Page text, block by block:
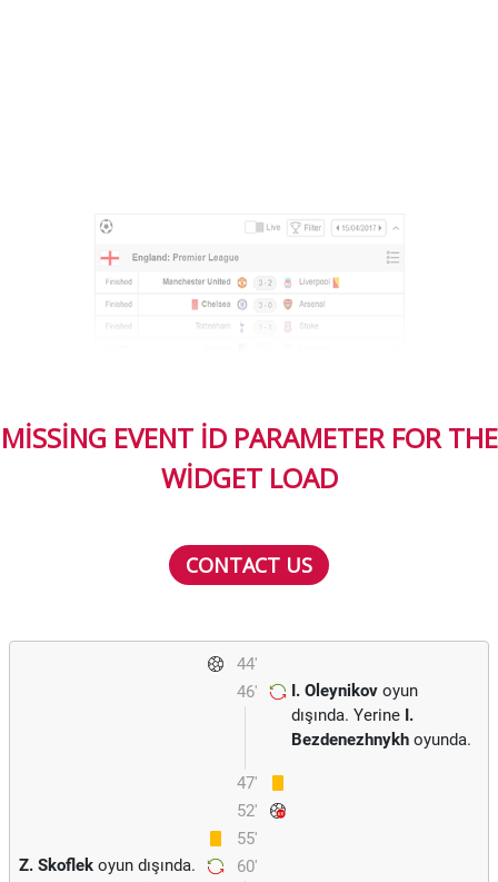
MISSING EVENT ID PARAMETER FOR THE
WIDGET LOAD
CONTACT US
44'
46'
I. Oleynikov oyun
dışında. Yerine I.
Bezdenezhnykh oyunda.
47'
52'
55'
60'
Z. Skoflek oyun dışında.